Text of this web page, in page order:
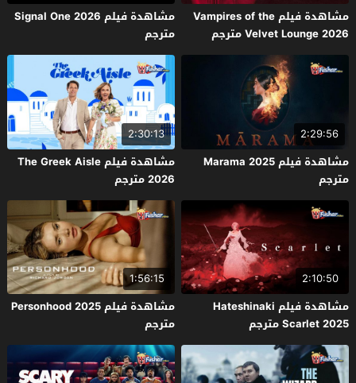
مشاهدة فيلم Vampires of the
Velvet Lounge 2026 مترجم
مشاهدة فيلم Signal One 2026
مترجم
2:29:56
مشاهدة فيلم Marama 2025
مترجم
2:30:13
مشاهدة فيلم The Greek Aisle
2026 مترجم
2:10:50
مشاهدة فيلم Hateshinaki
Scarlet 2025 مترجم
1:56:15
مشاهدة فيلم Personhood 2025
مترجم